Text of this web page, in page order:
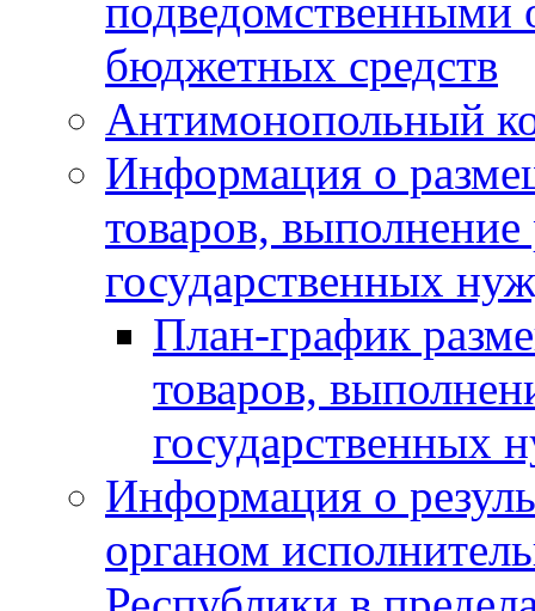
подведомственными
бюджетных средств
Антимонопольный
Информация о
товаров, выполнение
государственных
План-график
товаров,
государственных
Информация о
органом